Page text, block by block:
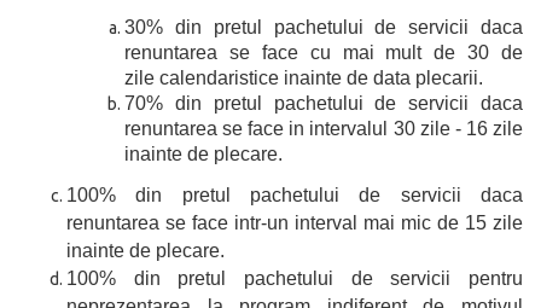
30% din pretul pachetului de servicii daca
renuntarea se face cu mai mult de 30 de
zile calendaristice inainte de data plecarii.
70% din pretul pachetului de servicii daca
renuntarea se face in intervalul 30 zile - 16 zile
inainte de plecare.
100% din pretul pachetului de servicii daca
renuntarea se face intr-un interval mai mic de 15 zile
inainte de plecare.
100% din pretul pachetului de servicii pentru